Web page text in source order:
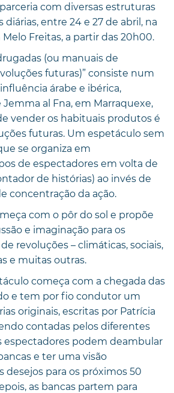
com diversas estruturas
diárias, entre 24 e 27 de abril, na
Melo Freitas, a partir das 20h00.
(ou manuais de
futuras)” consiste num
árabe e ibérica,
al Fna, em Marraquexe,
vender os habituais produtos é
futuras. Um espetáculo sem
se organiza em
de espectadores em volta de
de histórias) ao invés de
concentração da ação.
com o pôr do sol e propõe
e imaginação para os
revoluções – climáticas, sociais,
e muitas outras.
começa com a chegada das
e tem por fio condutor um
originais, escritas por Patrícia
contadas pelos diferentes
espectadores podem deambular
e ter uma visão
desejos para os próximos 50
as bancas partem para